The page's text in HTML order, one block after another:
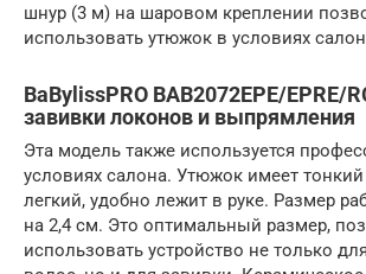
шнур (3 м) на шаровом креплении
использовать утюжок в условиях
BaBylissPRO BAB2072EPE/EPRE/
завивки локонов и выпрямления
Эта модель также используется
условиях салона. Утюжок имеет тонкий
легкий, удобно лежит в руке. Размер
на 2,4 см. Это оптимальный размер,
использовать устройство не только